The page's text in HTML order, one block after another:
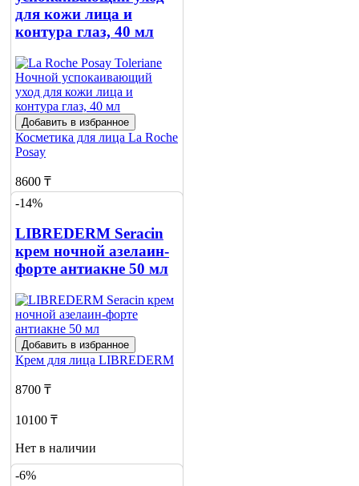
Сообщить
о наличии
для кожи лица и
контура глаз, 40 мл
Добавить в избранное
Косметика для лица La Roche
Posay
8600 ₸
14400 ₸
Нет в наличии
Сообщить
о наличии
-14%
LIBREDERM Seracin
крем ночной азелаин-
форте антиакне 50 мл
Добавить в избранное
Крем для лица LIBREDERM
8700 ₸
10100 ₸
Нет в наличии
Сообщить
-6%